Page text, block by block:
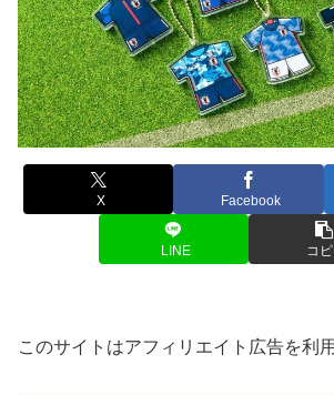
X Facebook
LINE コ
このサイトはアフィリエイト広告を利